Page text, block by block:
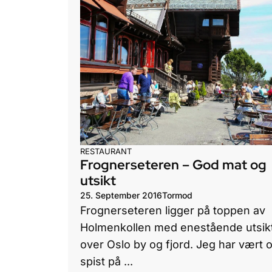
RESTAURANT
Frognerseteren – God mat og
utsikt
25. September 2016Tormod
Frognerseteren ligger på toppen av
Holmenkollen med enestående
over Oslo by og fjord. Jeg har vært
spist på ...